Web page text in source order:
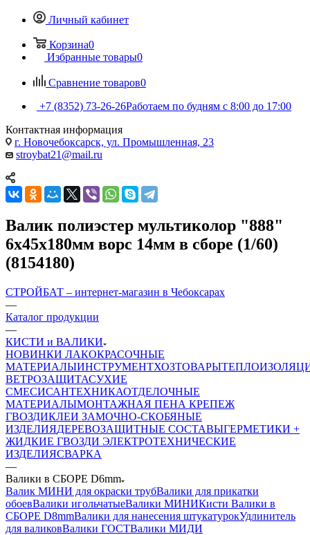
Личный кабинет
Корзина0
Избранные товары0
Сравнение товаров0
+7 (8352) 73-26-26Работаем по будням с 8:00 до 17:00
Контактная информация
г. Новочебоксарск, ул. Промышленная, 23
stroybat21@mail.ru
Валик полиэстер мультиколор "888"
6х45х180мм ворс 14мм в сборе (1/60)
(8154180)
СТРОЙБАТ – интернет-магазин в Чебоксарах
—
Каталог продукции
—
КИСТИ и ВАЛИКИ
НОВИНКИ ЛАКОКРАСОЧНЫЕ
МАТЕРИАЛЫИНСТРУМЕНТХОЗТОВАРЫ
ВЕТРОЗАЩИТАСУХИЕ
СМЕСИСАНТЕХНИКАОТДЕЛОЧНЫЕ
МАТЕРИАЛЫМОНТАЖНАЯ ПЕНА КРЕПЕЖ
ГВОЗДИКЛЕИ ЗАМОЧНО-СКОБЯНЫЕ
ИЗДЕЛИЯДЕРЕВОЗАЩИТНЫЕ СОСТАВЫГЕРМЕТИКИ +
ЖИДКИЕ ГВОЗДИ ЭЛЕКТРОТЕХНИЧЕСКИЕ
ИЗДЕЛИЯСВАРКА
—
Валики в СБОРЕ D6mm
Валик МИНИ для окраски трубВалики для прикатки
обоевВалики игольчатыеВалики МИНИКисти Валики в
СБОРЕ D8mmВалики для нанесения штукатурокУдлинитель
для валиковВалики ГОСТВалики МИДИ